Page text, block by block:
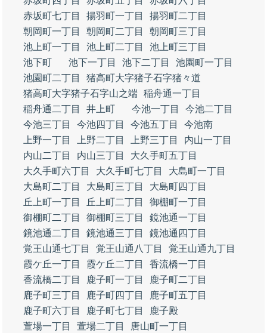
赤坂町七丁目
揚羽町一丁目
揚羽町二丁目
朝岡町一丁目
朝岡町二丁目
朝岡町三丁目
池上町一丁目
池上町二丁目
池上町三丁目
池下町
池下一丁目 池下二丁目
池園町一丁目
池園町二丁目
猪高町大字猪子石字猪々道
猪高町大字猪子石字山之端 稲舟通一丁目
稲舟通二丁目
井上町 今池一丁目
今池二丁目
今池三丁目
今池四丁目 今池五丁目
今池南
上野一丁目
上野二丁目 上野三丁目
内山一丁目
内山二丁目
内山三丁目
大久手町五丁目
大久手町六丁目
大久手町七丁目
大島町一丁目
大島町二丁目
大島町三丁目
大島町四丁目
丘上町一丁目
丘上町二丁目
御棚町一丁目
御棚町二丁目
御棚町三丁目
鏡池通一丁目
鏡池通二丁目
鏡池通三丁目
鏡池通四丁目
覚王山通七丁目
覚王山通八丁目
覚王山通九丁目
霞ケ丘一丁目
霞ケ丘二丁目
香流橋一丁目
香流橋二丁目
鹿子町一丁目
鹿子町二丁目
鹿子町三丁目
鹿子町四丁目
鹿子町五丁目
鹿子町六丁目
鹿子町七丁目
鹿子殿
萱場一丁目
萱場二丁目
唐山町一丁目